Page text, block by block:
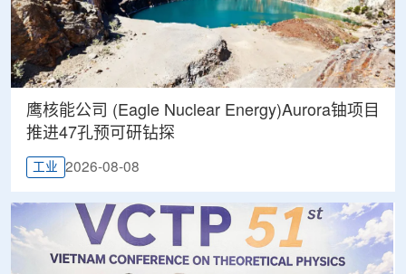
鹰核能公司 (Eagle Nuclear Energy)Aurora铀项目
推进47孔预可研钻探
工业 2026-08-08